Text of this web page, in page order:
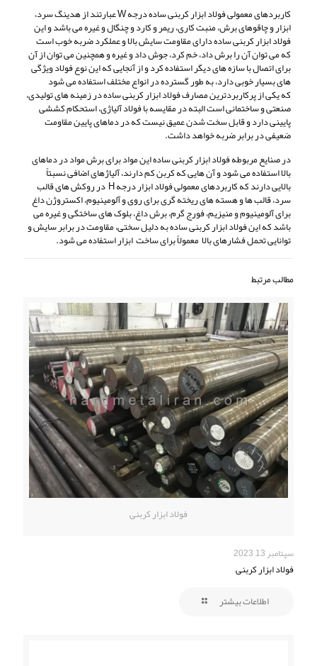
کاربردهای معمولی فولاد ابزار کربنی ساده درجه W عبارتند از هدینگ سرد،
ابزار و چاقوهای برش، منبت کاری، ریمر و کارد و چنگال و غیره می باشد و این
فولاد ابزار کربنی ساده دارای مقاومت سایش بالا و عملکرد ضربه خوب است
که می توان آن را برش داد، خم کرد، جوش داد و غیره و همچنین می توان از آن
برای اتصال با سازه های دیگر استفاده کرد و از آنجایی که این نوع فولاد ویژگی
های بسیار خوبی دارد، به طور گسترده در انواع مختلف استفاده می شود
که یکی از پرکاربردترین مصارف فولاد ابزار کربنی ساده در زمینه های تولیدی،
صنعتی و ساختمانی است البته در مقایسه با فولاد آلیاژی، استحکام کششی
پایینی دارد و قابل سخت شدن عمیق نیست که در دماهای پایین مقاومت
ضعیفی در برابر ضربه خواهد داشت.
در صنایع مربوطه فولاد ابزار کربنی ساده این مواد برای برش مواد در دماهای
بالا استفاده می شود و آن هایی که کربن کم دارند، آلیاژهای اضافی نسبتاً
بالایی دارند که کاربردهای معمولی فولاد ابزار درجه H در روکش های قالب
سرد، قالب ها و هسته های ریخته گری برای روی و آلومینیوم، اکستروژن داغ
برای آلومینیوم و منیزیم، فورج گرم، برش داغ، بلوک های ساختگی و غیره می
باشد که این فولاد ابزار کربنی ساده به دلیل سختی، مقاومت در برابر سایش و
توانایی تحمل فشارهای بالا معمولاً برای ساخت ابزار استفاده می شود.
مطالب مرتبط
فولاد ابزار کربنی
سپتامبر 13, 2023
فولاد ابزار کربنی
اطلاعات بیشتر